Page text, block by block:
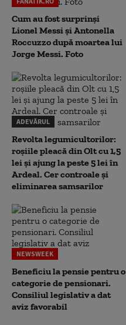
Cum au fost surprinși
Lionel Messi și Antonella
Roccuzzo după moartea lui
Jorge Messi. Foto
ADEVĂRUL
Revolta legumicultorilor:
roșiile pleacă din Olt cu 1,5
lei și ajung la peste 5 lei în
Ardeal. Cer controale și
eliminarea samsarilor
NEWSWEEK
Beneficiu la pensie pentru o
categorie de pensionari.
Consiliul legislativ a dat
aviz favorabil